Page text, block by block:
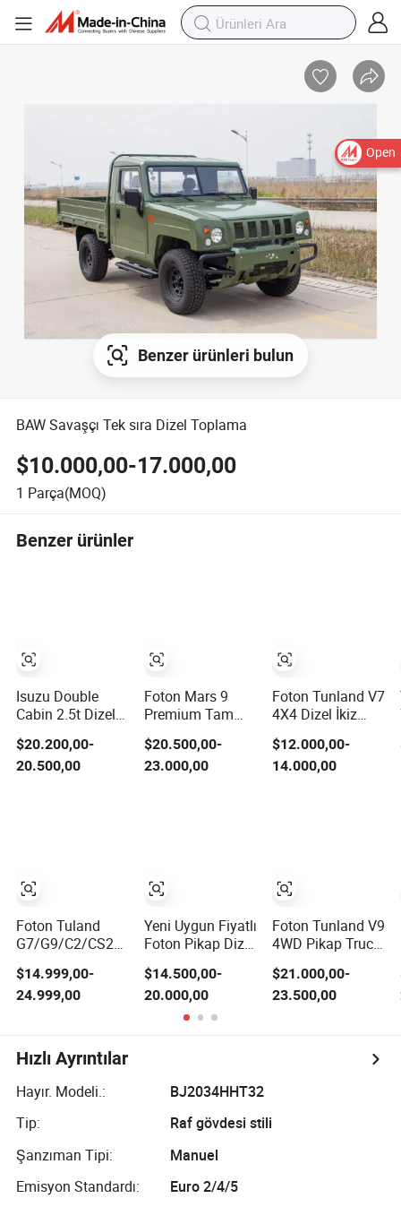
Open
Benzer ürünleri bulun
BAW Savaşçı Tek sıra Dizel Toplama
$10.000,00-17.000,00
1 Parça(MOQ)
Benzer ürünler
Isuzu Double
Cabin 2.5t Dizel
Motorlu
Kamyonet 4WD
ile 6mt Şanzıman
$20.200,00-
20.500,00
Foton Tuland
G7/G9/C2/CS2/V7/V9
Kamyon
Gaz/Dizel Hibrit
ticari ev güvenilir
ağır hizmet
yüksek
performans
$14.999,00-
24.999,00
Foton Mars 9
Premium Tam
Boy off-Road
Hibrit Pikap, 285
Geniş Lastikler,
için Yasal
$20.500,00-
23.000,00
Yeni Uygun Fiyatlı
Foton Pikap Dizel
Tunland V7 4X4
Tek Çift Sıra Sol
Sıra Sol Sıra
Pikap Kamyonu
$14.500,00-
20.000,00
Foton Tunland V7
4X4 Dizel İkiz
Kabin LHD Utility
Pickup Tarım
İşleri için Mini
$12.000,00-
14.000,00
Foton Tunland V9
4WD Pikap Truck-
8-Speed
Otomatik, arazi,
kamyonu
$21.000,00-
23.500,00
Hızlı Ayrıntılar
Hayır. Modeli.:
BJ2034HHT32
Tip:
Raf gövdesi stili
Şanzıman Tipi:
Manuel
Emisyon Standardı:
Euro 2/4/5